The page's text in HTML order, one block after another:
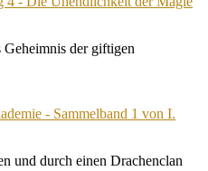
der giftigen
- Sammelband 1 von I.
und durch einen Drachenclan